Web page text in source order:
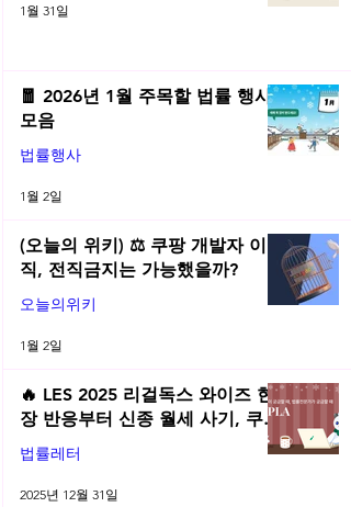
1월 31일
🧧 2026년 1월 주목할 법률 행사
모음
법률행사
1월 2일
(오늘의 위키) ⚖️ 쿠팡 개발자 이
직, 전직금지는 가능했을까?
오늘의위키
1월 2일
🔥 LES 2025 리걸독스 와이즈 현
장 반응부터 신종 월세 사기, 쿠팡
전직금지 가처분 위키까지| 2025
년 12월 네플라 법률레터
법률레터
2025년 12월 31일